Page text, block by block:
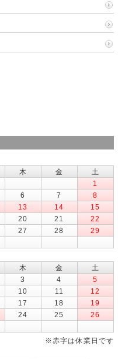
木 金
土
1
6 7
8
13 14
15
20 21
22
27 28
29
木 金
土
3 4
5
10 11
12
17 18
19
24 25
26
※赤字は休業日です